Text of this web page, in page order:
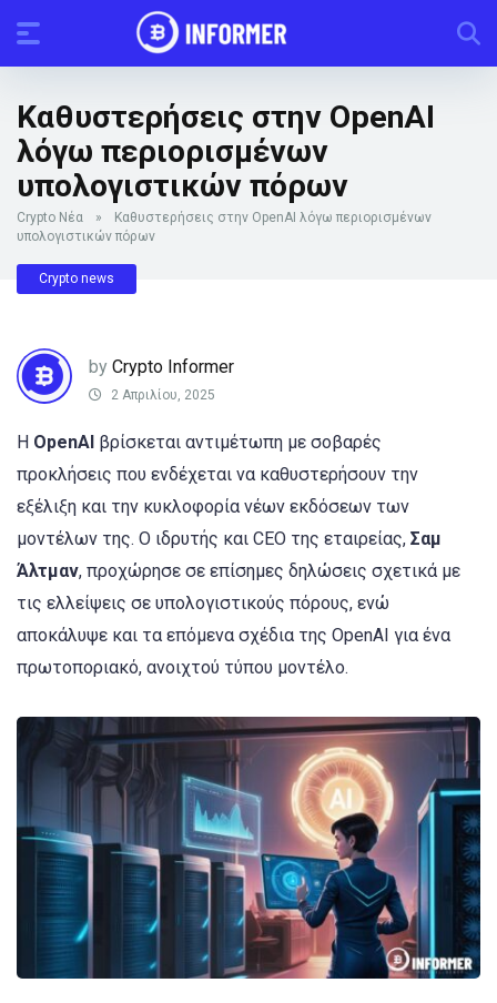
Καθυστερήσεις στην OpenAI
λόγω περιορισμένων
υπολογιστικών πόρων
Crypto Νέα »
Καθυστερήσεις στην OpenAI λόγω περιορισμένων
υπολογιστικών πόρων
Crypto news
by Crypto Informer
2 Απριλίου, 2025
Η OpenAI βρίσκεται αντιμέτωπη με σοβαρές
προκλήσεις που ενδέχεται να καθυστερήσουν την
εξέλιξη και την κυκλοφορία νέων εκδόσεων των
μοντέλων της. Ο ιδρυτής και CEO της εταιρείας, Σαμ
Άλτμαν, προχώρησε σε επίσημες δηλώσεις σχετικά με
τις ελλείψεις σε υπολογιστικούς πόρους, ενώ
αποκάλυψε και τα επόμενα σχέδια της OpenAI για ένα
πρωτοποριακό, ανοιχτού τύπου μοντέλο.